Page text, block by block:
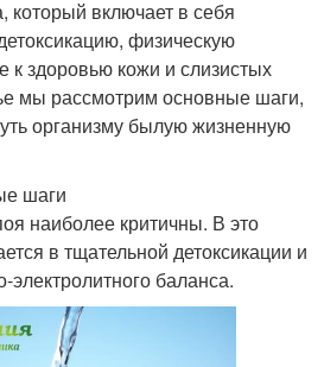
который включает в себя
физическую
к здоровью кожи и слизистых
мы рассмотрим основные шаги,
организму былую жизненную
шаги
наиболее критичны. В это
в тщательной детоксикации и
баланса.